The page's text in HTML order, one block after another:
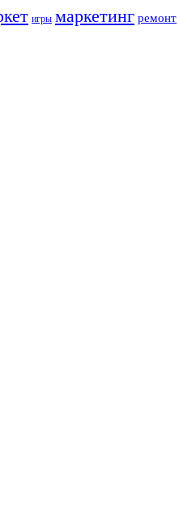
игры маркетинг ремонт